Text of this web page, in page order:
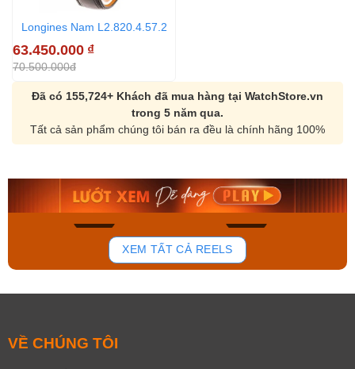
Longines Nam L2.820.4.57.2
63.450.000 ₫
70.500.000đ
Đã có 155,724+ Khách đã mua hàng tại WatchStore.vn
trong 5 năm qua.
Tất cả sản phẩm chúng tôi bán ra đều là chính hãng 100%
132
Orient Nam RA-
Mua ngay
Casio Nam MTS-
Mua ngay
XEM TẤT CẢ REELS
VỀ CHÚNG TÔI